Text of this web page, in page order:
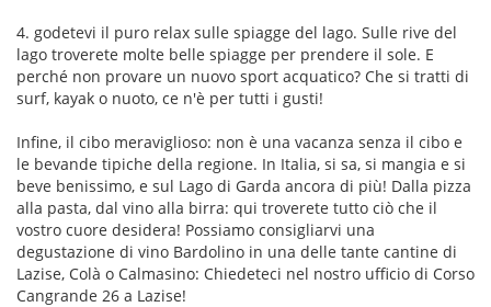
4. godetevi il puro relax sulle spiagge del lago. Sulle rive del
lago troverete molte belle spiagge per prendere il sole. E
perché non provare un nuovo sport acquatico? Che si tratti di
surf, kayak o nuoto, ce n'è per tutti i gusti!
Infine, il cibo meraviglioso: non è una vacanza senza il cibo e
le bevande tipiche della regione. In Italia, si sa, si mangia e si
beve benissimo, e sul Lago di Garda ancora di più! Dalla pizza
alla pasta, dal vino alla birra: qui troverete tutto ciò che il
vostro cuore desidera! Possiamo consigliarvi una
degustazione di vino Bardolino in una delle tante cantine di
Lazise, Colà o Calmasino: Chiedeteci nel nostro ufficio di Corso
Cangrande 26 a Lazise!